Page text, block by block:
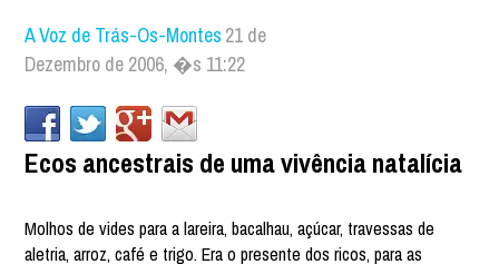
A Voz de Trás-Os-Montes 21 de
Dezembro de 2006, �s 11:22
Ecos ancestrais de uma vivência natalícia
Molhos de vides para a lareira, bacalhau, açúcar, travessas de
aletria, arroz, café e trigo. Era o presente dos ricos, para as